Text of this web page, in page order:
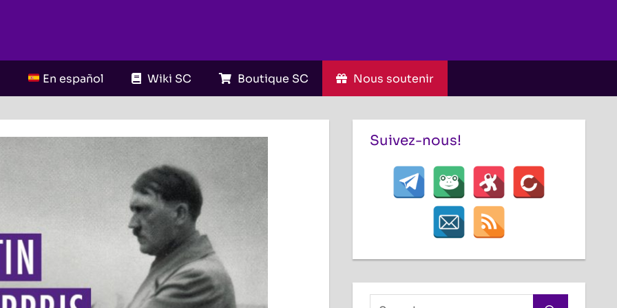
En español Wiki SC Boutique SC Nous soutenir
Suivez-nous!